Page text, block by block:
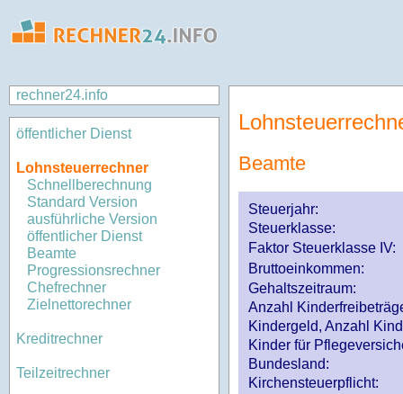
rechner24.info
öffentlicher Dienst
Lohnsteuerrechner
Schnellberechnung
Standard Version
ausführliche Version
öffentlicher Dienst
Beamte
Progressionsrechner
Chefrechner
Zielnettorechner
Kreditrechner
Teilzeitrechner
Beamte
Steuerjahr:
Steuerklasse:
Faktor Steuerklasse IV:
Bruttoeinkommen:
Gehaltszeitraum:
Anzahl
Kindergeld, Anzahl
Kinder für
Bundesland:
Kirchensteuerpflicht: